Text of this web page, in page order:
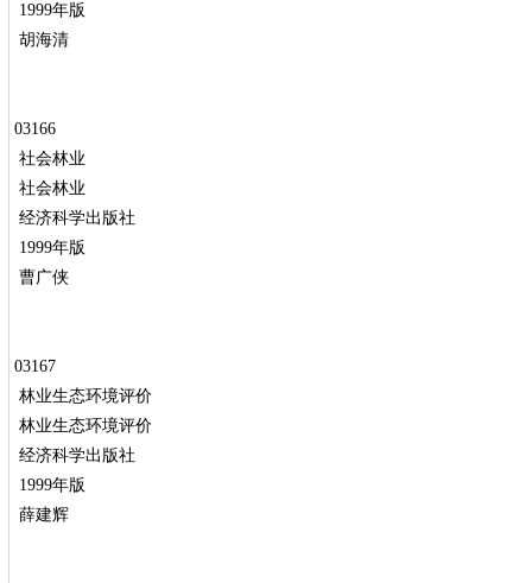
1999年版
胡海清
03166
社会林业
社会林业
经济科学出版社
1999年版
曹广侠
03167
林业生态环境评价
林业生态环境评价
经济科学出版社
1999年版
薛建辉